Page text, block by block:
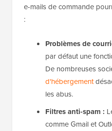
e-mails de commande
:
Problèmes de
par défaut une
De nombreuses
d'hébergement
les abus.
Filtres anti-spam :
comme Gmail et